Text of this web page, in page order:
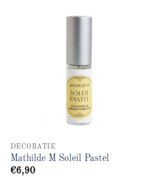
DECORATIE
Mathilde M Soleil Pastel
€6,90